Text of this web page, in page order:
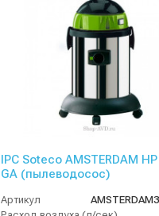
IPC Soteco AMSTERDAM
GA (пылеводосос)
Артикул